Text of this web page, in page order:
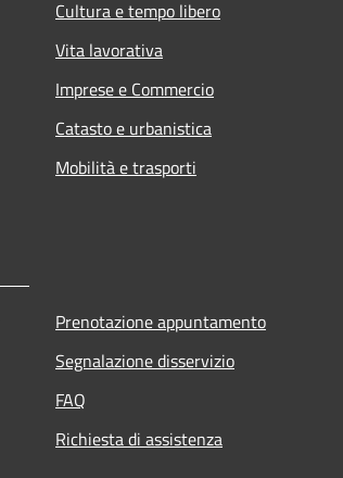
Cultura e tempo libero
Vita lavorativa
Imprese e Commercio
Catasto e urbanistica
Mobilità e trasporti
Prenotazione appuntamento
Segnalazione disservizio
FAQ
Richiesta di assistenza